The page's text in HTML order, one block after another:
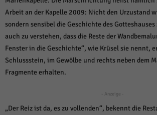
Arbeit an der Kapelle 2009: Nicht den Urzustand
sondern sensibel die Geschichte des
auch zu verstehen, dass die Reste der
Fenster in die Geschichte“, wie Krüsel sie nennt,
Schlussstein, im Gewölbe und rechts neben dem
Fragmente erhalten.
- Anzeige -
„Der Reiz ist da, es zu vollenden“, bekennt die
auswählen.
Zurück
Datenschutzeinstellungen
Essenziell (1)
einwandfreie Funktion der Website erforderlich.
Cookie-Informationen anzeigen